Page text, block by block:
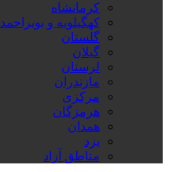
کرمانشاه
کهگیلویه و بویراحمد
گلستان
گیلان
لرستان
مازندران
مرکزی
هرمزگان
همدان
یزد
مناطق آزاد